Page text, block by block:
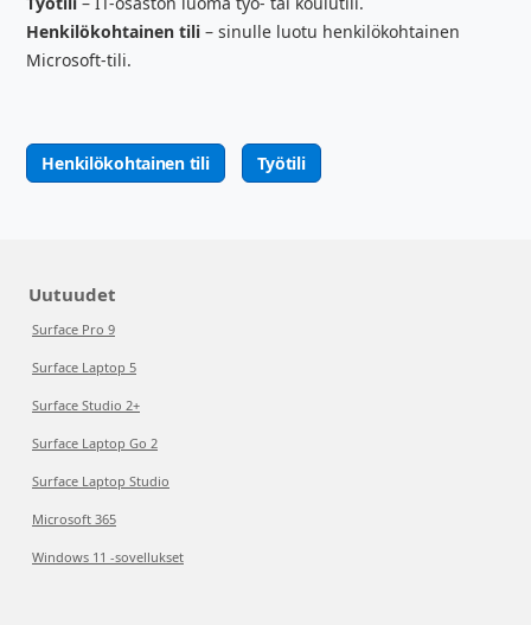
Henkilökohtainen tili – sinulle luotu henkilökohtainen
Microsoft-tili.
Henkilökohtainen tili Työtili
Uutuudet
Surface Pro 9
Surface Laptop 5
Surface Studio 2+
Surface Laptop Go 2
Surface Laptop Studio
Microsoft 365
Windows 11 -sovellukset